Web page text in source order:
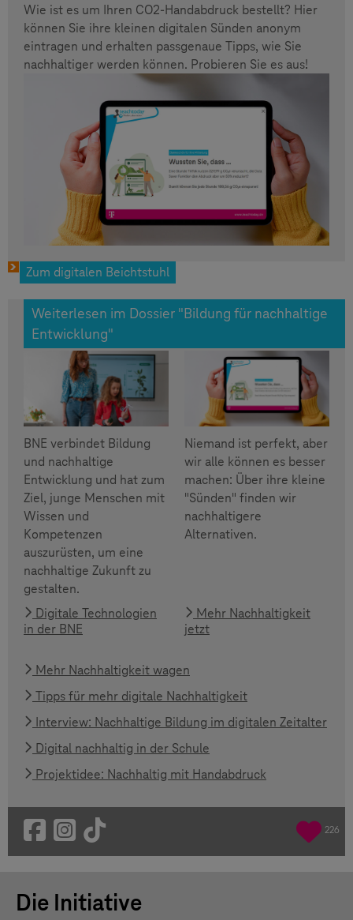
Wie ist es um Ihren CO2-Handabdruck bestellt? Hier
können Sie ihre kleinen digitalen Sünden anonym
eintragen und erhalten passgenaue Tipps, wie Sie
nachhaltiger werden können. Probieren Sie es aus!
Zum digitalen Beichtstuhl
Weiterlesen im Dossier "Bildung für nachhaltige
Entwicklung"
BNE verbindet Bildung
und nachhaltige
Entwicklung und hat zum
Ziel, junge Menschen mit
Wissen und
Kompetenzen
auszurüsten, um eine
nachhaltige Zukunft zu
gestalten.
Digitale Technologien
in der BNE
Niemand ist perfekt, aber
wir alle können es besser
machen: Über ihre kleine
"Sünden" finden wir
nachhaltigere
Alternativen.
Mehr Nachhaltigkeit
jetzt
Mehr Nachhaltigkeit wagen
Tipps für mehr digitale Nachhaltigkeit
Interview: Nachhaltige Bildung im digitalen Zeitalter
Digital nachhaltig in der Schule
Projektidee: Nachhaltig mit Handabdruck
226
Die Initiative